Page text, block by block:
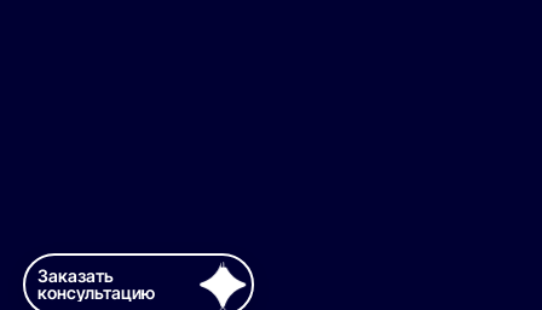
Заказать
консультацию